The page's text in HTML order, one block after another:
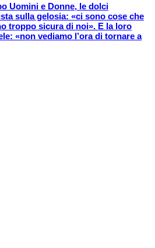
Uomini e Donne, le dolci
sulla gelosia: «ci sono cose che
troppo sicura di noi». E la loro
«non vediamo l’ora di tornare a